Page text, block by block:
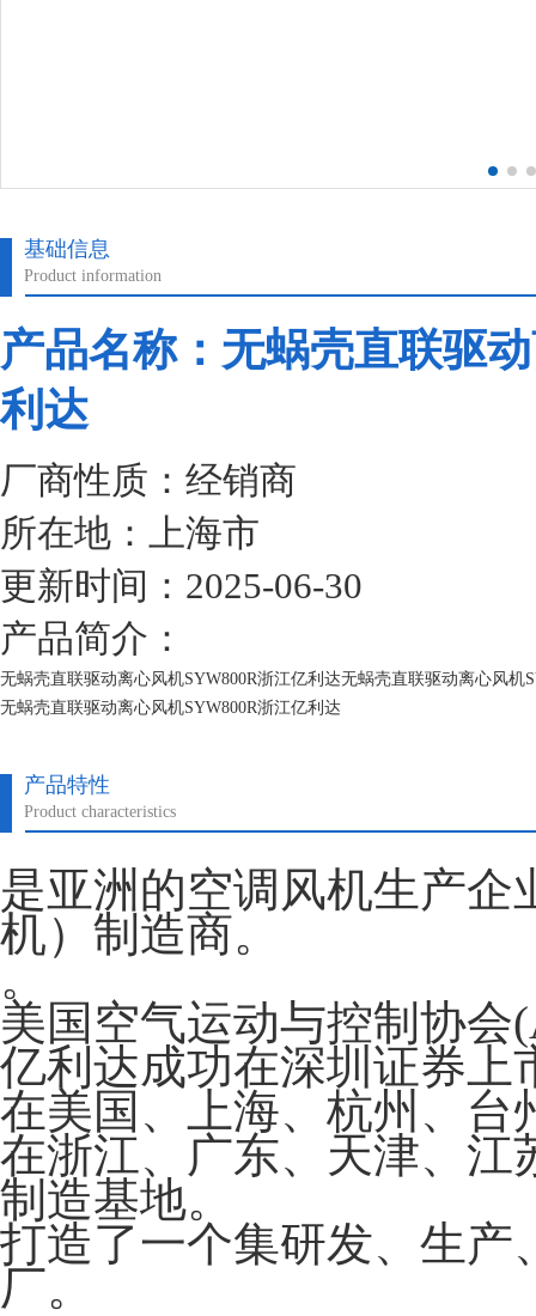
基础信息
Product information
产品名称：无蜗壳直联驱
利达
厂商性质：经销商
所在地：上海市
更新时间：2025-06-30
产品简介：
无蜗壳直联驱动离心风机SYW800R浙江亿利达无蜗壳直联驱动离心风机
无蜗壳直联驱动离心风机SYW800R浙江亿利达
产品特性
Product characteristics
是亚洲的空调风机生产
机）制造商。
。
美国空气运动与控制协会
亿利达成功在深圳证券上
在美国、上海、杭州、台
在浙江、广东、天津、江
制造基地。
打造了一个集研发、生产
厂。